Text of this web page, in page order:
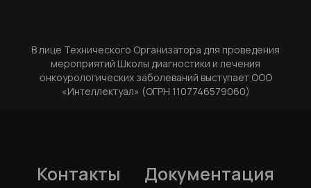
В лице Технического Организатора для проведения
мероприятий Школы диагностики и лечения
онкоурологических заболеваний выступает ООО
«Интеллектуал» (ОГРН 1107746579060)
Контакты
Документация